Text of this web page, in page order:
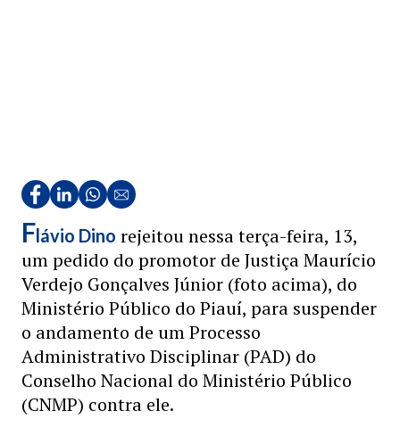
Flávio Dino rejeitou nessa terça-feira, 13,
um pedido do promotor de Justiça Maurício
Verdejo Gonçalves Júnior (foto acima), do
Ministério Público do Piauí, para suspender
o andamento de um Processo
Administrativo Disciplinar (PAD) do
Conselho Nacional do Ministério Público
(CNMP) contra ele.